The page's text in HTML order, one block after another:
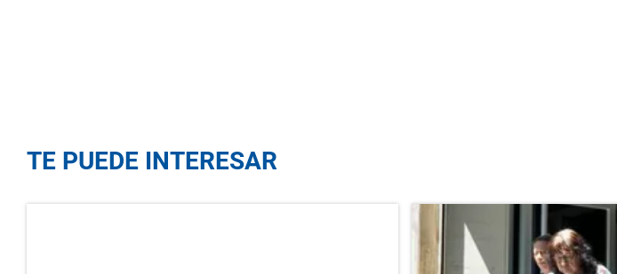
TE PUEDE INTERESAR